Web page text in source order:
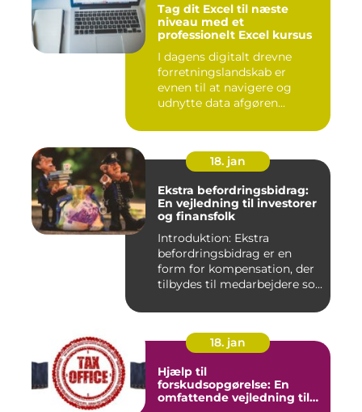
Tag dit Excel til næste
niveau med et
professionelt Excel kursus
I dagens digitalt drevne
forretningslandskab er
evnen til at navigere og
udnytte data afgøren...
18. jan
Ekstra befordringsbidrag:
En vejledning til investorer
og finansfolk
Introduktion: Ekstra
befordringsbidrag er en
form for kompensation, der
tilbydes til medarbejdere so...
18. jan
Hjælp til
forskudsopgørelse: En
omfattende vejledning til